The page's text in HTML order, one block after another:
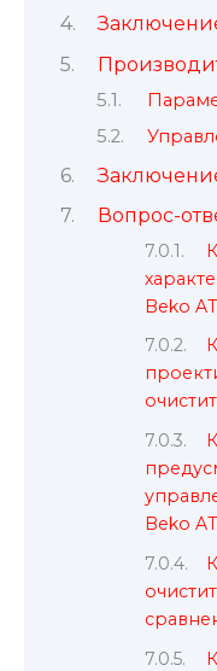
Вопрос-
Beko
Beko